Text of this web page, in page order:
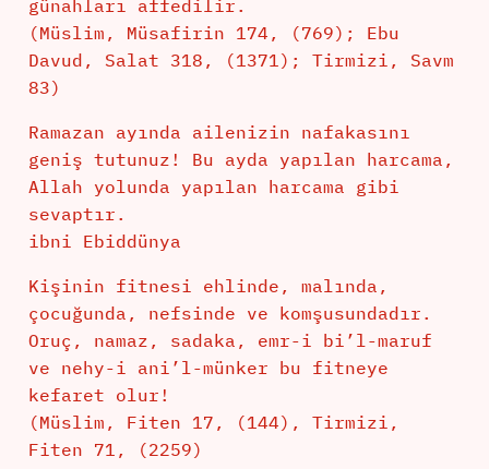
günahları affedilir.
(Müslim, Müsafirin 174, (769); Ebu
Davud, Salat 318, (1371); Tirmizi, Savm
83)
Ramazan ayında ailenizin nafakasını
geniş tutunuz! Bu ayda yapılan harcama,
Allah yolunda yapılan harcama gibi
sevaptır.
ibni Ebiddünya
Kişinin fitnesi ehlinde, malında,
çocuğunda, nefsinde ve komşusundadır.
Oruç, namaz, sadaka, emr-i bi’l-maruf
ve nehy-i ani’l-münker bu fitneye
kefaret olur!
(Müslim, Fiten 17, (144), Tirmizi,
Fiten 71, (2259)